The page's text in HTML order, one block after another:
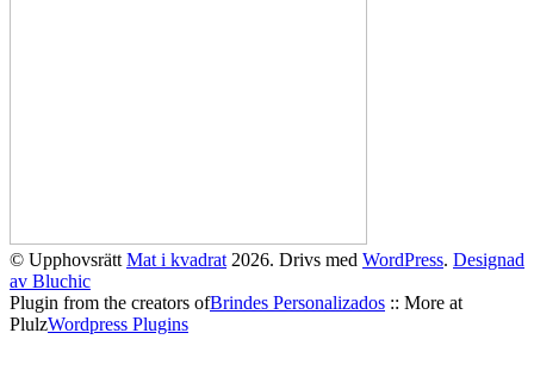
© Upphovsrätt Mat i kvadrat 2026. Drivs med WordPress. Designad
av Bluchic
Plugin from the creators ofBrindes Personalizados :: More at
PlulzWordpress Plugins